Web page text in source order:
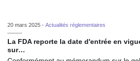
20 mars 2025 - Actualités réglementaires
La FDA reporte la date d'entrée en
sur…